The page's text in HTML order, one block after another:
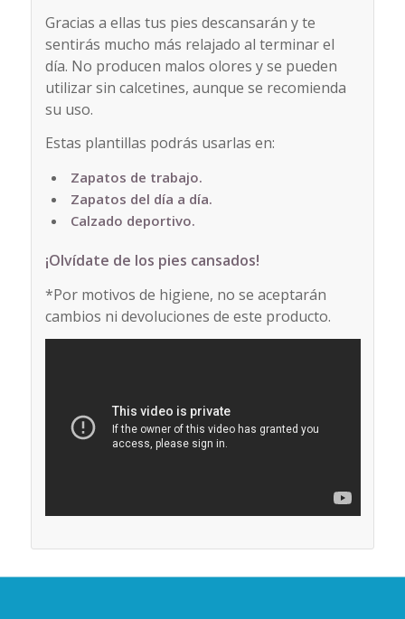
Gracias a ellas tus pies descansarán y te
sentirás mucho más relajado al terminar el
día. No producen malos olores y se pueden
utilizar sin calcetines, aunque se recomienda
su uso.
Estas plantillas podrás usarlas en:
Zapatos de trabajo.
Zapatos del día a día.
Calzado deportivo.
¡Olvídate de los pies cansados!
*Por motivos de higiene, no se aceptarán
cambios ni devoluciones de este producto.